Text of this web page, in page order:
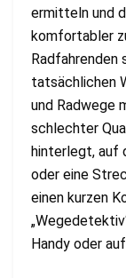
ermitteln und
komfortabler
Radfahrenden
tatsächlichen
und Radwege
schlechter
hinterlegt, auf
oder eine
einen kurzen
Handy oder